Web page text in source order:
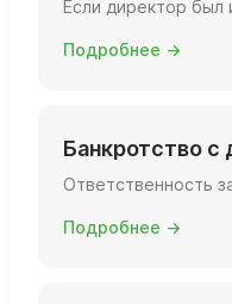
Если директор был
Подробнее →
Банкротство с
Ответственность
Подробнее →